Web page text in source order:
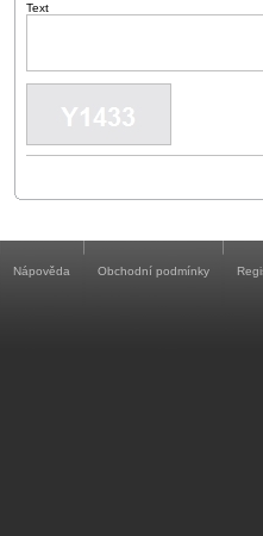
Text
Nápověda Obchodní podmínky